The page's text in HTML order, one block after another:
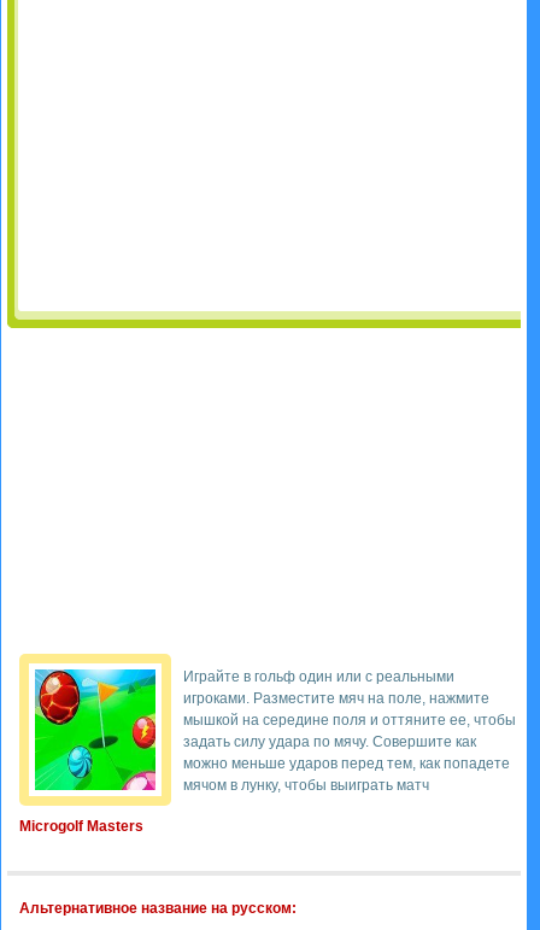
Microgolf Masters
Играйте в гольф один или с реальными
игроками. Разместите мяч на поле, нажмите
мышкой на середине поля и оттяните ее, чтобы
задать силу удара по мячу. Совершите как
можно меньше ударов перед тем, как попадете
мячом в лунку, чтобы выиграть матч
Альтернативное название на русском: